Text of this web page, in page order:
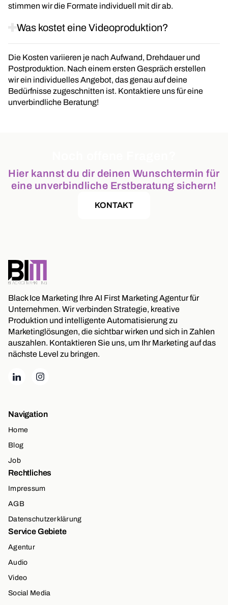
stimmen wir die Formate individuell mit dir ab.
Was kostet eine Videoproduktion?
Die Kosten variieren je nach Aufwand, Drehdauer und
Postproduktion. Nach einem ersten Gespräch erstellen
wir ein individuelles Angebot, das genau auf deine
Bedürfnisse zugeschnitten ist. Kontaktiere uns für eine
unverbindliche Beratung!
Hier kannst du dir deinen Wunschtermin für
eine unverbindliche Erstberatung sichern!
KONTAKT
Black Ice Marketing Ihre AI First Marketing Agentur für
Unternehmen. Wir verbinden Strategie, kreative
Produktion und intelligente Automatisierung zu
Marketinglösungen, die sichtbar wirken und sich in Zahlen
auszahlen. Kontaktieren Sie uns, um Ihr Marketing auf das
nächste Level zu bringen.
Navigation
Home
Blog
Job
Rechtliches
Impressum
AGB
Datenschutzerklärung
Service Gebiete
Agentur
Audio
Video
Social Media